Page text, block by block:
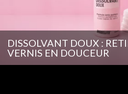
DISSOLVANT DOUX :
VERNIS EN DOUCEUR